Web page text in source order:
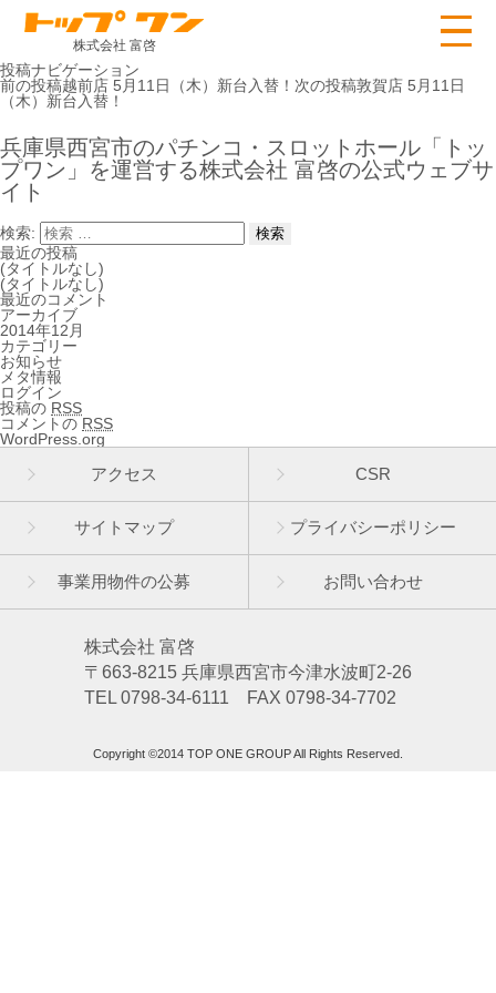
株式会社 富啓
投稿ナビゲーション
前の投稿越前店 5月11日（木）新台入替！ 次の投稿敦賀店 5月11日
（木）新台入替！
兵庫県西宮市のパチンコ・スロットホール「トッ
プワン」を運営する株式会社 富啓の公式ウェブサ
イト
検索:
最近の投稿
(タイトルなし)
(タイトルなし)
最近のコメント
アーカイブ
2014年12月
カテゴリー
お知らせ
メタ情報
ログイン
投稿の RSS
コメントの RSS
WordPress.org
アクセス
CSR
サイトマップ プライバシーポリシー
株式会社 富啓
〒663-8215 兵庫県西宮市今津水波町2-26
TEL 0798-34-6111 FAX 0798-34-7702
事業用物件の公募 お問い合わせ
Copyright ©2014 TOP ONE GROUP All Rights Reserved.